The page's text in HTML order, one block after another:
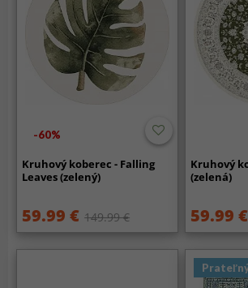
-60%
Kruhový koberec - Falling
Leaves (zelený)
59.99 € 149.99 €
Kruhový
(zelená)
59.99 €